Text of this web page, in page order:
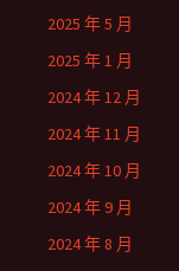
2025 年 5 月
2025 年 1 月
2024 年 12 月
2024 年 11 月
2024 年 10 月
2024 年 9 月
2024 年 8 月